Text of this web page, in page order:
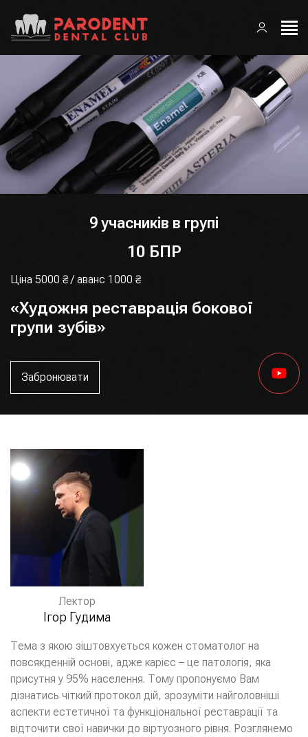
Ціна 5000 ₴ / аванс 1000 ₴
«Художня реставрація бокової
групи зубів»
Забронювати
9 учасників в групі
10 БПР
Лектор
Ігор Гудима
Тема з якою зіштовхується кожен стоматолог на
повсякденній основі, адже карієс – це патологія, яка
присутня у 95% населення. Тому пропонуємо Вам
дізнатись чіткий протокол дій, зрозуміти найголовніші
аспекти естетичної та функціональної реставрації та
відточити свої навички до віртуозного рівня. Розглянемо